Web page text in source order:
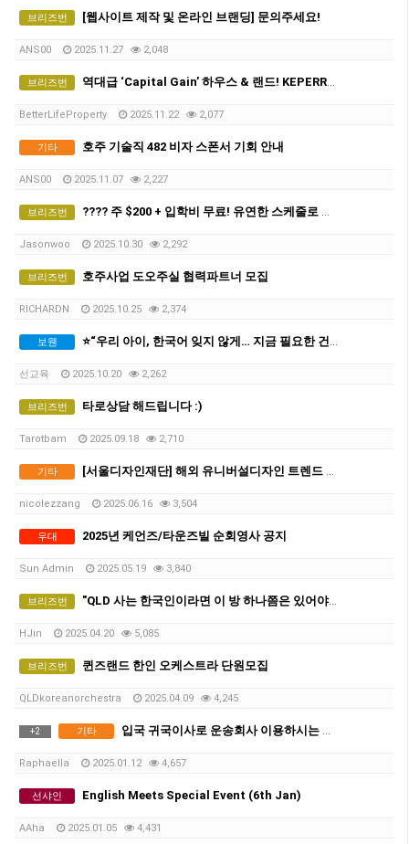
브리즈번 [웹사이트 제작 및 온라인 브랜딩] 문의주세요!
ANS00 2025.11.27 2,048
브리즈번 역대급 ‘Capital Gain’ 하우스 & 랜드! KEPERRA, QUARRY “그곳이 알고 싶다”. 브리즈번 특별 ‘합동’ 부동산 세미나.
BetterLifeProperty 2025.11.22 2,077
기타 호주 기술직 482 비자 스폰서 기회 안내
ANS00 2025.11.07 2,227
브리즈번 ???? 주 $200 + 입학비 무료! 유연한 스케줄로 일과 공부 둘 다 잡으세요 ????
Jasonwoo 2025.10.30 2,292
브리즈번 호주사업 도오주실 협력파트너 모집
RICHARDN 2025.10.25 2,374
보웬 ⭐“우리 아이, 한국어 잊지 않게… 지금 필요한 건 한국어교원입니다”⭐
선교육 2025.10.20 2,262
브리즈번 타로상담 해드립니다 :)
Tarotbam 2025.09.18 2,710
기타 [서울디자인재단] 해외 유니버설디자인 트렌드 리포트 모집 안내 (~6/20 KST 15:00)
nicolezzang 2025.06.16 3,504
우대 2025년 케언즈/타운즈빌 순회영사 공지
Sun Admin 2025.05.19 3,840
브리즈번 "QLD 사는 한국인이라면 이 방 하나쯤은 있어야 함 (유용한 카톡방 모음 공유)"
HJin 2025.04.20 5,085
브리즈번 퀸즈랜드 한인 오케스트라 단원모집
QLDkoreanorchestra 2025.04.09 4,245
+2 기타 입국 귀국이사로 운송회사 이용하시는 분들 정보 나눔 하오니 꼭 조심하세요.
Raphaella 2025.01.12 4,657
선샤인 English Meets Special Event (6th Jan)
AAha 2025.01.05 4,431